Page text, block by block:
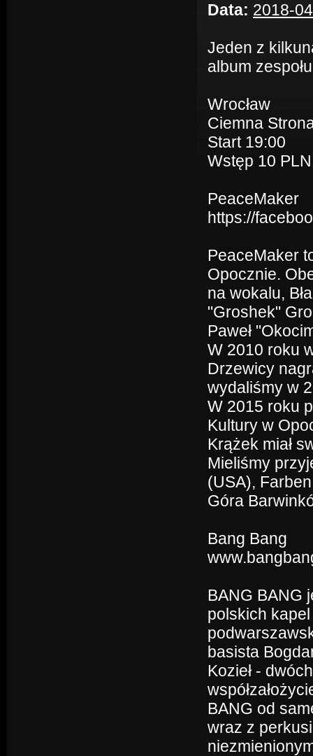
Data: 2018-
Jeden z
album
Wrocław
Ciemna
Start 19:00
Wstęp 10 PLN
PeaceMaker
https://
PeaceMaker
Opocznie.
na wokalu,
"Groshek"
Paweł
W 2010 roku
Drzewicy
wydaliśmy w
W 2015 roku
Kultury w
Krążek miał
Mieliśmy
(USA),
Góra
Bang Bang
BANG BANG
polskich kapel
basista
Kozieł -
BANG od
wraz z